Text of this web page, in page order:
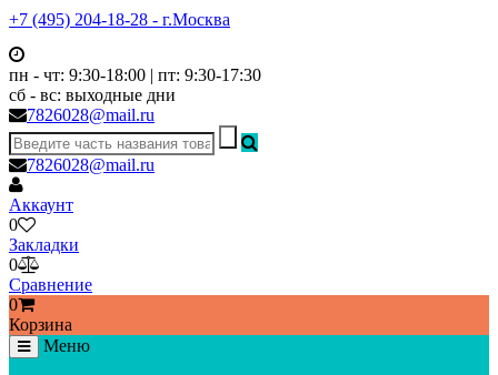
+7 (495) 204-18-28 - г.Москва
пн - чт: 9:30-18:00 | пт: 9:30-17:30
сб - вс: выходные дни
7826028@mail.ru
7826028@mail.ru
Аккаунт
0
Закладки
0
Сравнение
0
Корзина
Меню